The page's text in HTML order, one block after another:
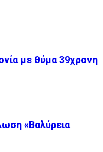
με θύμα 39χρονη
«Βαλύρεια